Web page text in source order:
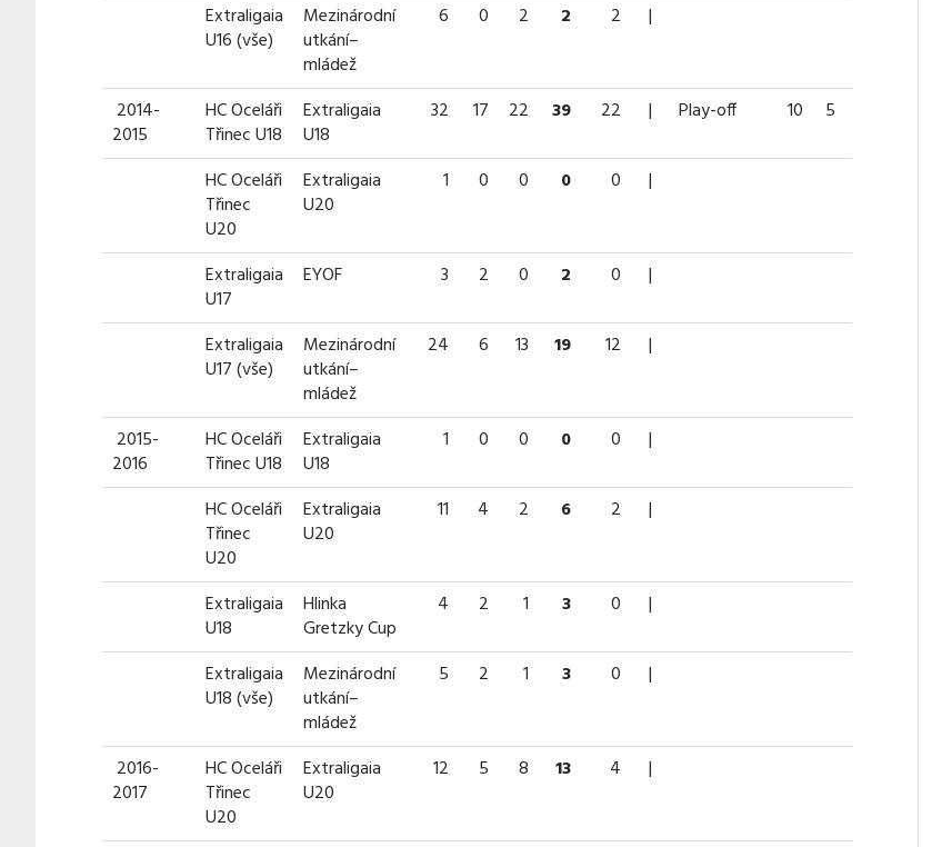
Extraligaia
U16 (vše)
Mezinárodní
utkání–
mládež
6 0 2 2 2 |
2014-
2015
HC Oceláři
Třinec U18
Extraligaia
U18
32 17 22 39 22 | Play-off 10 5
HC Oceláři
Třinec
U20
Extraligaia
U20
1 0 0 0 0 |
Extraligaia
U17
EYOF 3 2 0 2 0 |
Extraligaia
U17 (vše)
Mezinárodní
utkání–
mládež
24 6 13 19 12 |
2015-
2016
HC Oceláři
Třinec U18
Extraligaia
U18
1 0 0 0 0 |
HC Oceláři
Třinec
U20
Extraligaia
U20
11 4 2 6 2 |
Extraligaia
U18
Hlinka
Gretzky Cup
4 2 1 3 0 |
Extraligaia
U18 (vše)
Mezinárodní
utkání–
mládež
5 2 1 3 0 |
2016-
2017
HC Oceláři
Třinec
U20
Extraligaia
U20
12 5 8 13 4 |